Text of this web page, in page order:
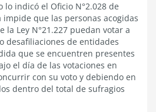
lo indicó el Oficio N°2.028 de
que las personas acogidas
la Ley N°21.227 puedan votar a
desafiliaciones de entidades
que se encuentren presentes
el día de las votaciones en
con su voto y debiendo en
dentro del total de sufragios